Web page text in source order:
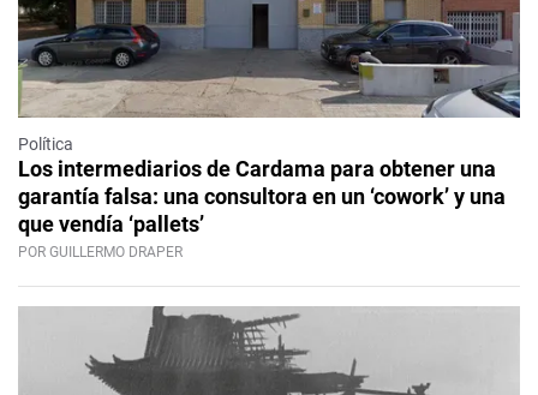
Política
Los intermediarios de Cardama para obtener una
garantía falsa: una consultora en un ‘cowork’ y una
que vendía ‘pallets’
POR GUILLERMO DRAPER